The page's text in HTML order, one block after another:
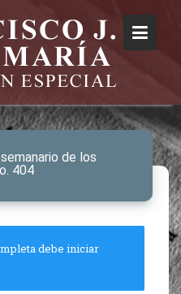
de los
404
debe iniciar